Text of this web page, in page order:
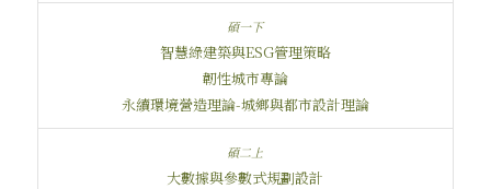
智慧綠建築與ESG管理策略
韌性城市專論
永續環境營造理論-城鄉與都市設計理論
大數據與參數式規劃設計